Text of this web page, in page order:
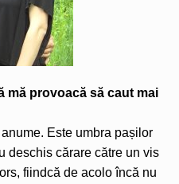
mă provoacă să caut mai
Este umbra pașilor
deschis cărare către un vis
fiindcă de acolo încă nu